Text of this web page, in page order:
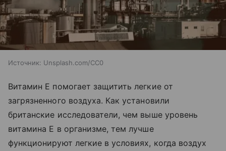
Источник: Unsplash.com/CC0
Витамин Е помогает защитить легкие от
загрязненного воздуха. Как установили
британские исследователи, чем выше уровень
витамина Е в организме, тем лучше
функционируют легкие в условиях, когда воздух